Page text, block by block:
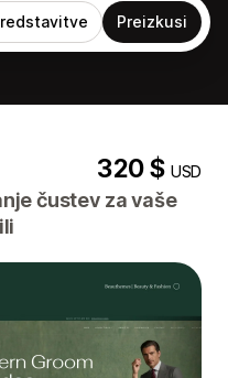
Preizkusi
320 $USD
čustev za vaše